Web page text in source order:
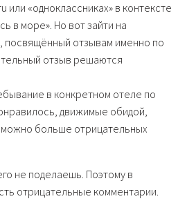
«одноклассниках» в контексте
в море». Но вот зайти на
посвящённый отзывам именно по
отзыв решаются
в конкретном отеле по
движимые обидой,
можно больше отрицательных
не поделаешь. Поэтому в
отрицательные комментарии.